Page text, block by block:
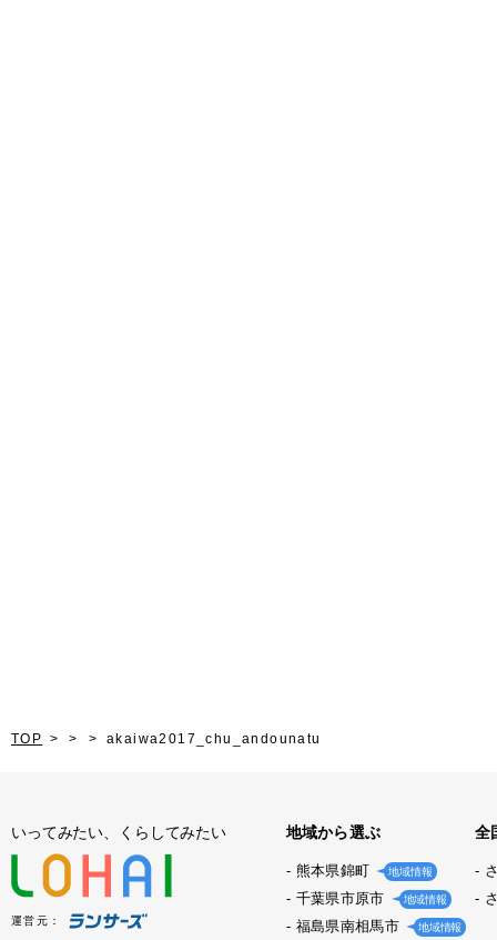
TOP akaiwa2017_chu_andounatu
いってみたい、くらしてみたい
運営元：
地域から選ぶ
熊本県錦町 地域情報
千葉県市原市 地域情報
福島県南相馬市 地域情報
全